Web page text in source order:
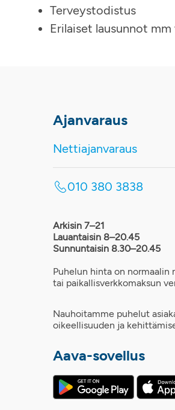
Terveystodistus
Erilaiset lausunnot
Ajanvaraus
Nettiajanvaraus
010 380 3838
Arkisin 7–21
Lauantaisin 8–20.45
Sunnuntaisin 8.30–20.45
Puhelun hinta on normaalin
tai paikallisverkkomaksun
Nauhoitamme puhelut
oikeellisuuden ja
Aava-sovellus